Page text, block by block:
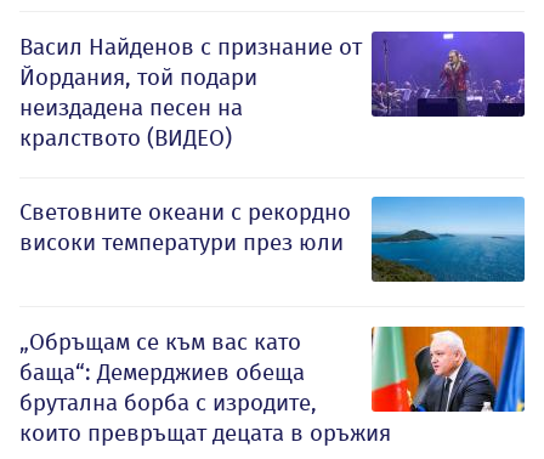
Васил Найденов с признание от
Йордания, той подари
неиздадена песен на
кралството (ВИДЕО)
Световните океани с рекордно
високи температури през юли
„Обръщам се към вас като
баща“: Демерджиев обеща
брутална борба с изродите,
които превръщат децата в оръжия